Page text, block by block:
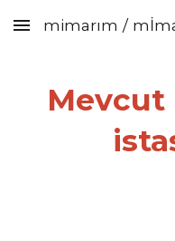
Skip to main content
mimarım /
Mevcut